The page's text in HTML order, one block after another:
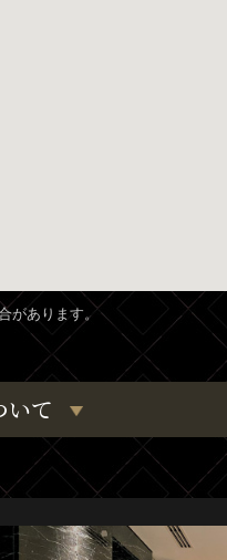
があります。
いて